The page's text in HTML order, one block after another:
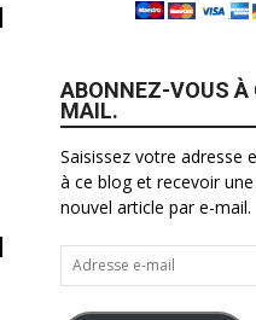
ABONNEZ-VOUS À
MAIL.
Saisissez votre adresse
à ce blog et recevoir
nouvel article par e-mail.
Adresse
e-
mail